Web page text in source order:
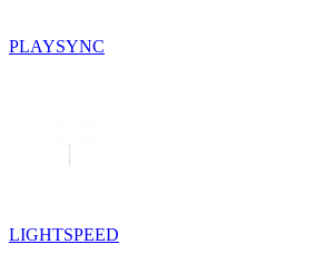
PLAYSYNC
LIGHTSPEED